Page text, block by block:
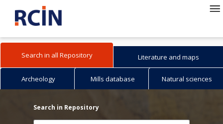
Search in all Repository Literature and maps
Archeology Mills database Natural sciences
Search in Repository